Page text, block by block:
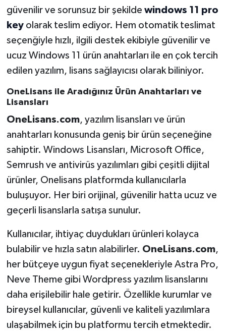
güvenilir ve sorunsuz bir şekilde windows 11 pro
keyolarak teslim ediyor. Hem otomatik teslimat
seçenğiyle hızlı, ilgili destek ekibiyle güvenilir ve
ucuz Windows 11 ürün anahtarları ile en çok tercih
edilen yazılım, lisans sağlayıcısı olarak biliniyor.
OneLisans ile Aradığınız Ürün Anahtarları ve
Lisansları
OneLisans.com, yazılım lisansları ve ürün
anahtarları konusunda geniş bir ürün seçeneğine
sahiptir. Windows Lisansları, Microsoft Office,
Semrush ve antivirüs yazılımları gibi çeşitli dijital
ürünler, Onelisans platformda kullanıcılarla
buluşuyor. Her biri orijinal, güvenilir hatta ucuz ve
geçerli lisanslarla satışa sunulur.
Kullanıcılar, ihtiyaç duydukları ürünleri kolayca
bulabilir ve hızla satın alabilirler. OneLisans.com,
her bütçeye uygun fiyat seçenekleriyle Astra Pro,
Neve Theme gibi Wordpress yazılım lisanslarını
daha erişilebilir hale getirir. Özellikle kurumlar ve
bireysel kullanıcılar, güvenli ve kaliteli yazılımlara
ulaşabilmek için bu platformu tercih etmektedir.